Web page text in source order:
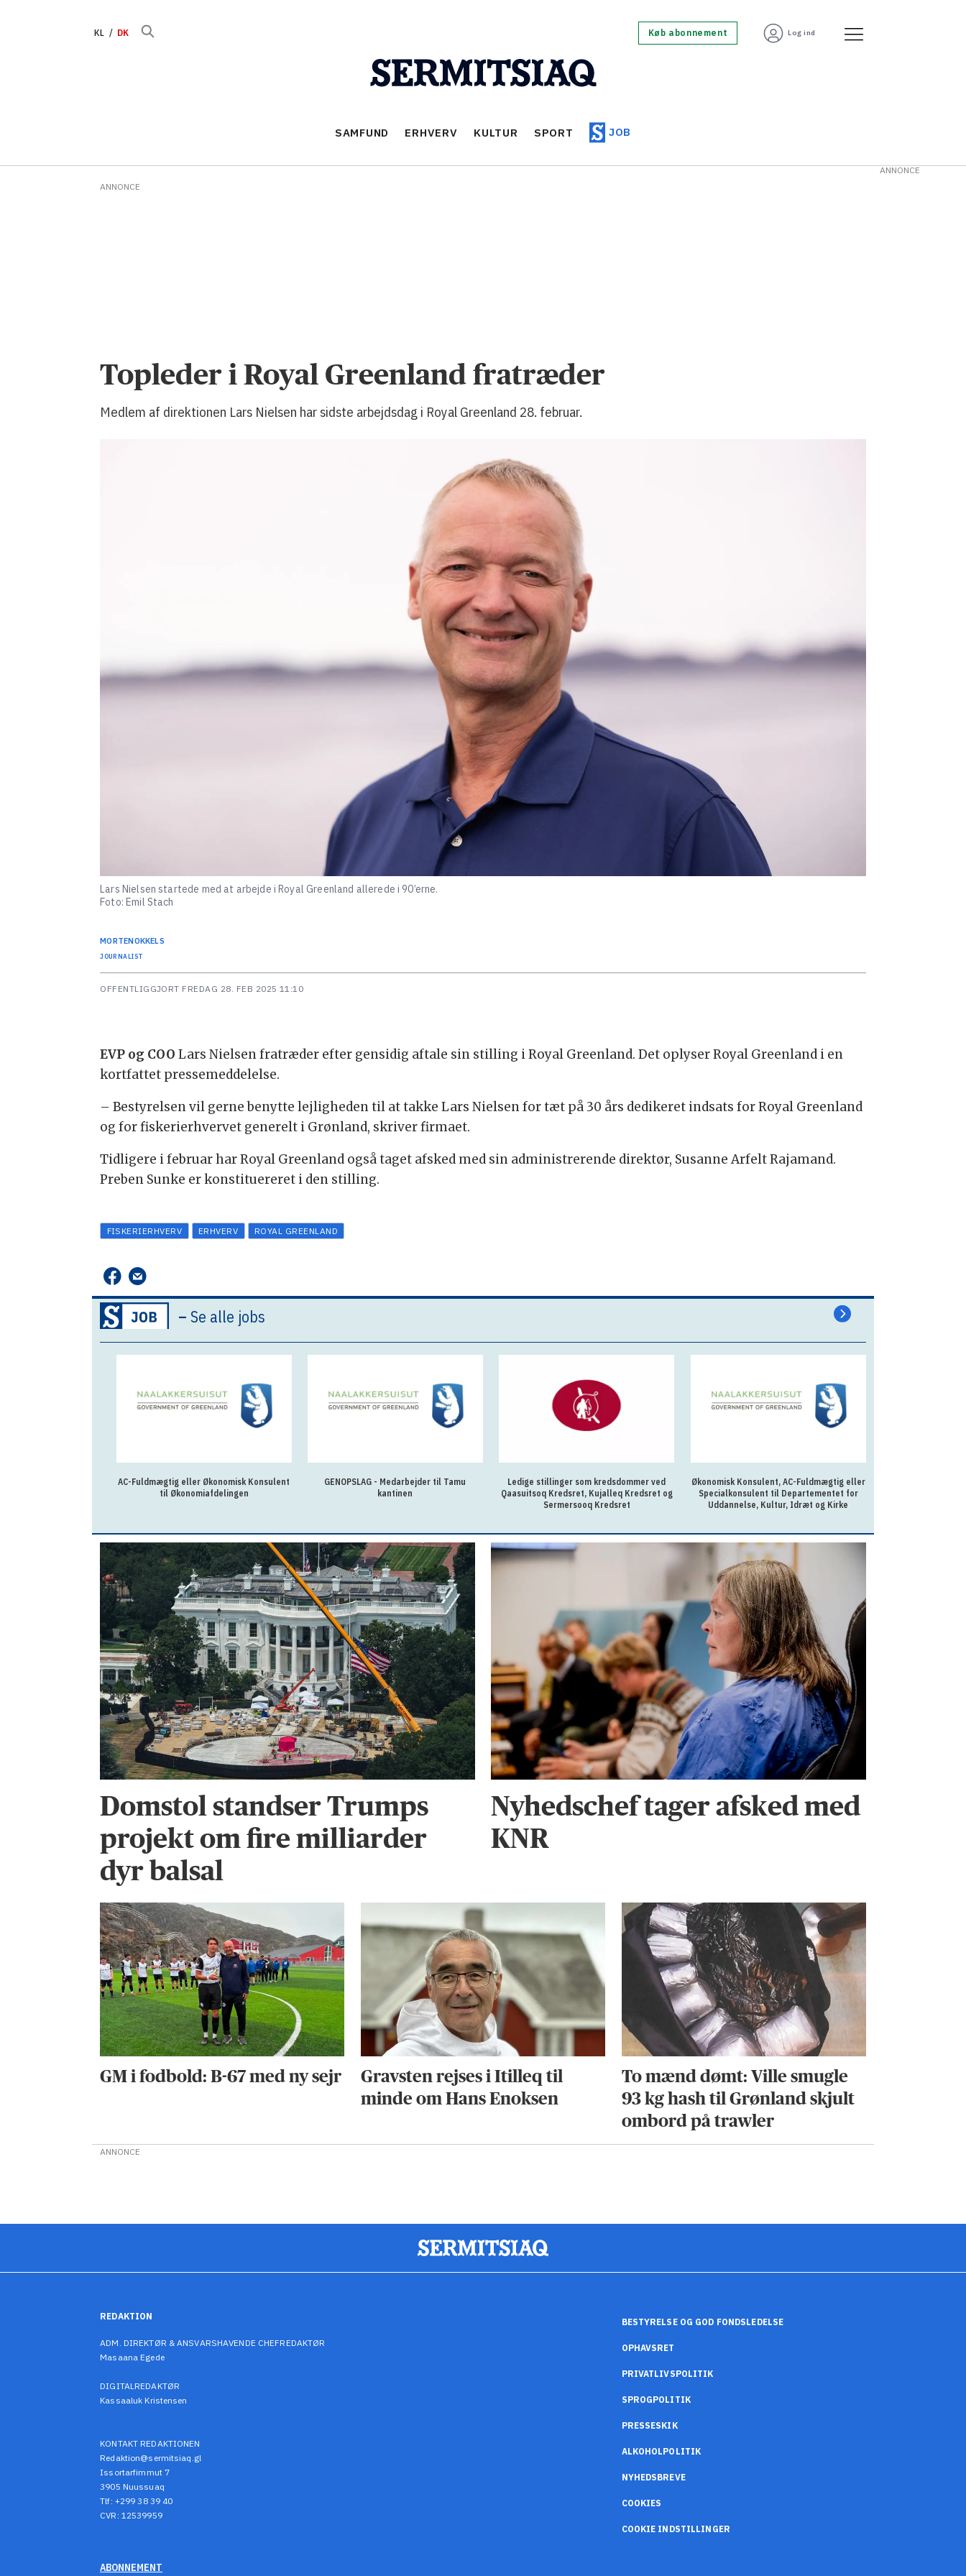
KL DK Køb abonnement Log ind
SAMFUND ERHVERV KULTUR SPORT JOB
ANNONCE
Topleder i Royal Greenland fratræder
Medlem af direktionen Lars Nielsen har sidste arbejdsdag i Royal Greenland 28. februar.
Lars Nielsen startede med at arbejde i Royal Greenland allerede i 90’erne.
Foto: Emil Stach
MORTENOKKELS
JOURNALIST
OFFENTLIGGJORT FREDAG 28. FEB 2025 11:10
EVP og COO Lars Nielsen fratræder efter gensidig aftale sin stilling i Royal Greenland. Det oplyser Royal Greenland i en
kortfattet pressemeddelelse.
– Bestyrelsen vil gerne benytte lejligheden til at takke Lars Nielsen for tæt på 30 års dedikeret indsats for Royal Greenland
og for fiskerierhvervet generelt i Grønland, skriver firmaet.
Tidligere i februar har Royal Greenland også taget afsked med sin administrerende direktør, Susanne Arfelt Rajamand.
Preben Sunke er konstituereret i den stilling.
FISKERIERHVERV ERHVERV ROYAL GREENLAND
– Se alle jobs
AC-Fuldmægtig eller Økonomisk Konsulent
til Økonomiafdelingen
GENOPSLAG - Medarbejder til Tamu
kantinen
Ledige stillinger som kredsdommer ved
Qaasuitsoq Kredsret, Kujalleq Kredsret og
Sermersooq Kredsret
Økonomisk Konsulent, AC-Fuldmægtig eller
Specialkonsulent til Departementet for
Uddannelse, Kultur, Idræt og Kirke
Domstol standser Trumps
projekt om fire milliarder
dyr balsal
Nyhedschef tager afsked med
KNR
GM i fodbold: B-67 med ny sejr
Gravsten rejses i Itilleq til
minde om Hans Enoksen
To mænd dømt: Ville smugle
93 kg hash til Grønland skjult
ombord på trawler
ANNONCE
ANNONCE
REDAKTION
ADM. DIREKTØR & ANSVARSHAVENDE CHEFREDAKTØR
Masaana Egede
DIGITALREDAKTØR
Kassaaluk Kristensen
KONTAKT REDAKTIONEN
Redaktion@sermitsiaq.gl
Issortarfimmut 7
3905 Nuussuaq
Tlf: +299 38 39 40
CVR: 12539959
BESTYRELSE OG GOD FONDSLEDELSE
OPHAVSRET
PRIVATLIVSPOLITIK
SPROGPOLITIK
PRESSESKIK
ALKOHOLPOLITIK
NYHEDSBREVE
COOKIES
COOKIE INDSTILLINGER
ABONNEMENT